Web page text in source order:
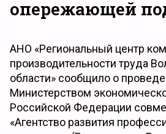
опережающей
АНО «Региональный центр
производительности труда
области» сообщило о
Министерством
Российской Федерации
«Агентство развития